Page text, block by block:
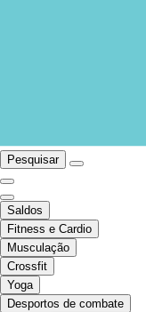
Pesquisar
Saldos
Fitness e Cardio
Musculação
Crossfit
Yoga
Desportos de combate